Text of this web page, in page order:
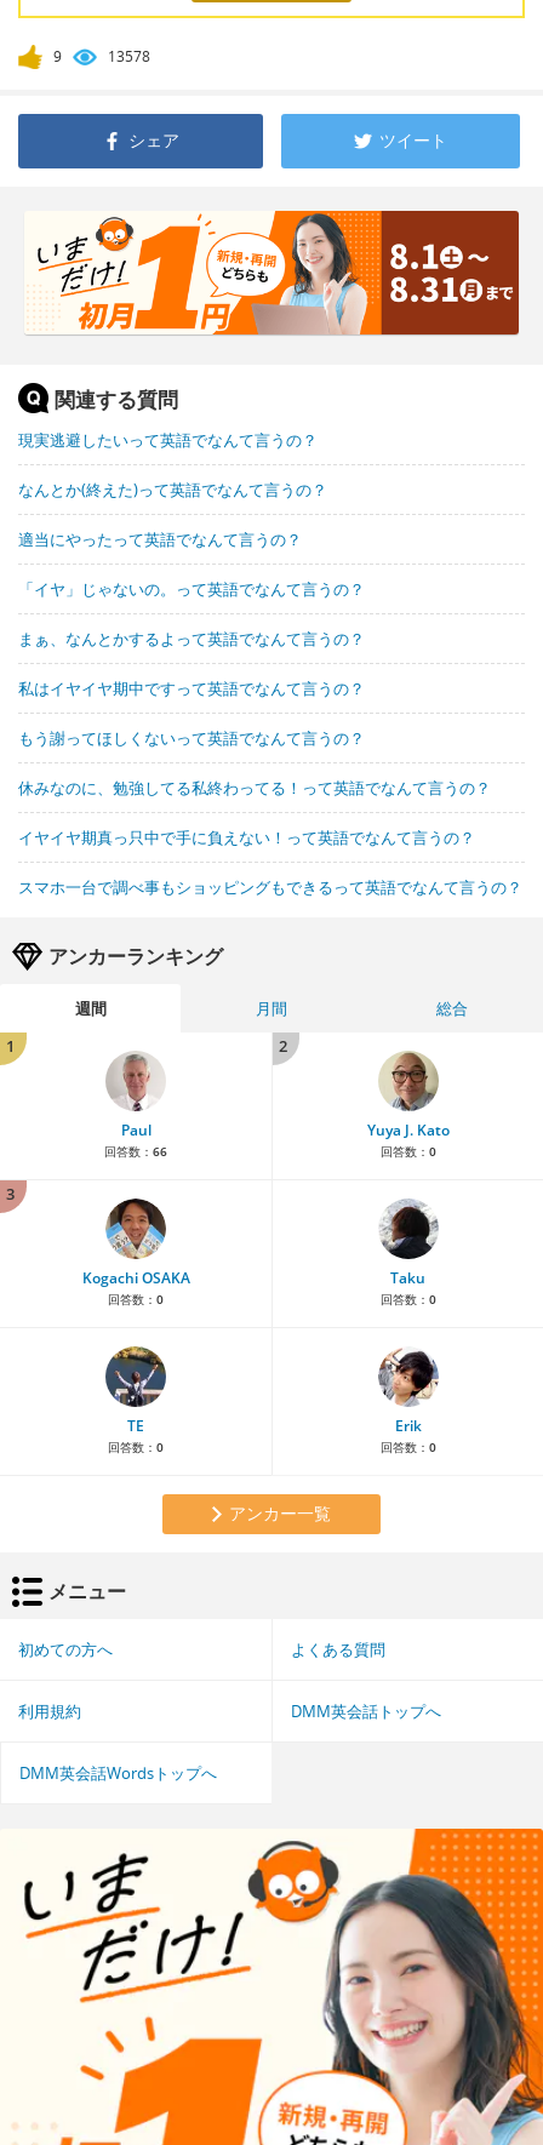
9 13578
シェア ツイート
関連する質問
現実逃避したいって英語でなんて言うの？
なんとか(終えた)って英語でなんて言うの？
適当にやったって英語でなんて言うの？
「イヤ」じゃないの。って英語でなんて言うの？
まぁ、なんとかするよって英語でなんて言うの？
私はイヤイヤ期中ですって英語でなんて言うの？
もう謝ってほしくないって英語でなんて言うの？
休みなのに、勉強してる私終わってる！って英語でなんて言うの？
イヤイヤ期真っ只中で手に負えない！って英語でなんて言うの？
スマホ一台で調べ事もショッピングもできるって英語でなんて言うの？
アンカーランキング
週間 月間
総合
1
Paul
回答数： 66
2
Yuya J. Kato
回答数： 0
3
Kogachi OSAKA
回答数： 0
Taku
回答数： 0
TE
回答数： 0
Erik
回答数： 0
アンカー一覧
メニュー
初めての方へ よくある質問
利用規約 DMM英会話トップへ
DMM英会話Wordsトップへ